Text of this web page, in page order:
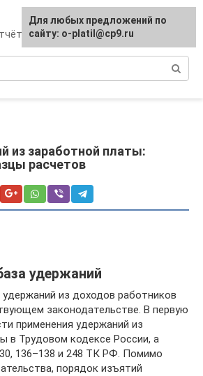
из заработной платы:
расчетов
удержаний
из доходов работников
законодательстве. В первую
применения удержаний из
в Трудовом кодексе России, а
136–138 и 248 ТК РФ. Помимо
порядок изъятий
Для любых предложений по
сайту: o-platil@cp9.ru